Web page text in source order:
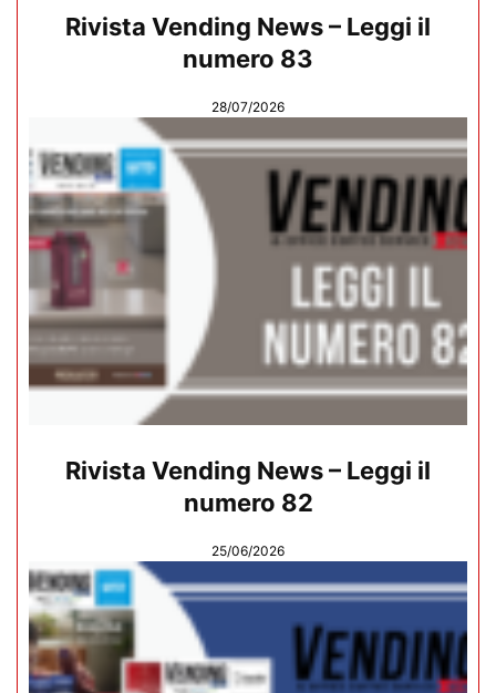
Rivista Vending News – Leggi il
numero 83
28/07/2026
Rivista Vending News – Leggi il
numero 82
25/06/2026